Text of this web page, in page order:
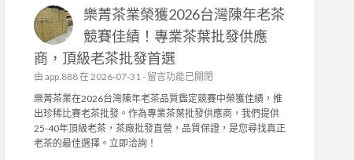
級
茶
葉
批
發
供
應
商
〉
中
密
度
泡
棉
、
機
能
布
套
打
專
業
實
木
沙
椅
墊
訂
做
樂菁茶業榮獲2026台灣陳年老茶
競賽佳績！專業茶葉批發供應
商，頂級老茶批發首選
由 app.888在 2026-07-31 - 在
〈
樂
菁
茶
業
留言功能已關閉
樂菁茶業在2026台灣陳年老茶品質鑑定競賽中榮獲佳績，推
出珍稀比賽老茶批發。作為專業茶葉批發供應商，我們提供
25-40年頂級老茶，茶廠批發直營，品質保證，是您尋找真正
老茶的最佳選擇。立即洽詢！